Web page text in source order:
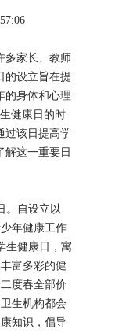
多家长、教师
的设立旨在提
的身体和心理
健康日的时
过该日提高学
解这一重要日
。自设立以
年健康工作
生健康日，寓
富多彩的健
度春全部价
生机构都会
知识，倡导